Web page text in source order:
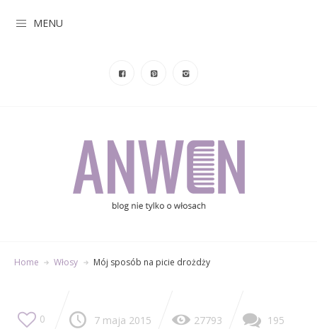
MENU
Home Włosy Mój sposób na picie drożdży
0 7 maja 2015 27793 195